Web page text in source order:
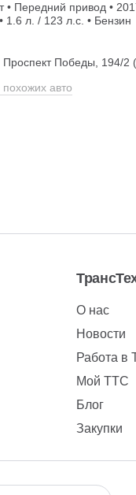
• Передний привод •
1.6 л. / 123 л.с. • Бензин
Проспект Победы, 194/2
авто
О нас
Новости
Работа в
Мой ТТС
Блог
Закупки